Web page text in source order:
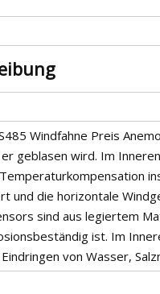
Windfahne Preis
geblasen wird. Im
und die horizontale
sind aus legiertem
ist. Im
von Wasser,